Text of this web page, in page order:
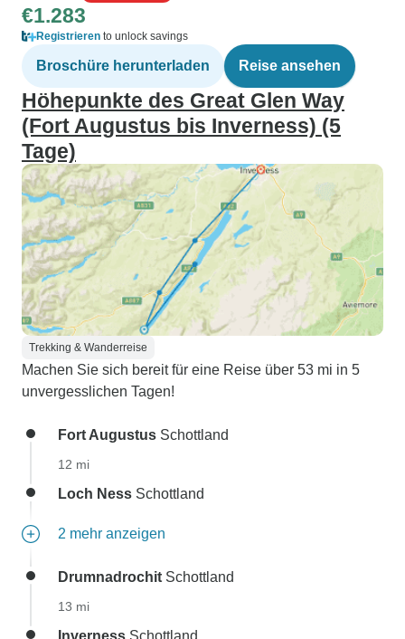
€1.283
Registrieren to unlock savings
Broschüre herunterladen Reise ansehen
Höhepunkte des Great Glen Way
(Fort Augustus bis Inverness) (5
Tage)
Trekking & Wanderreise
Machen Sie sich bereit für eine Reise über 53 mi in 5
unvergesslichen Tagen!
Fort Augustus Schottland
12 mi
Loch Ness Schottland
2 mehr anzeigen
Drumnadrochit Schottland
13 mi
Inverness Schottland